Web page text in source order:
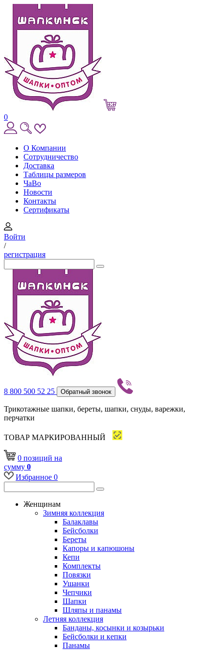
0
О Компании
Сотрудничество
Доставка
Таблицы размеров
ЧаВо
Новости
Контакты
Сертификаты
Войти
/
регистрация
8 800 500 52 25 Обратный звонок
Трикотажные шапки, береты, шапки, снуды, варежки,
перчатки
ТОВАР МАРКИРОВАННЫЙ
0 позиций на
сумму 0
Избранное 0
Женщинам
Зимняя коллекция
Балаклавы
Бейсболки
Береты
Капоры и капюшоны
Кепи
Комплекты
Повязки
Ушанки
Чепчики
Шапки
Шляпы и панамы
Летняя коллекция
Банданы, косынки и козырьки
Бейсболки и кепки
Панамы